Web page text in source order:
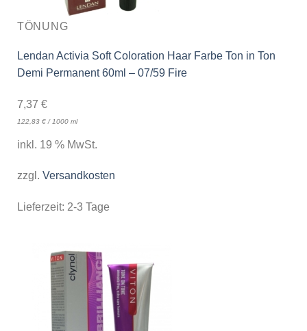
TÖNUNG
Lendan Activia Soft Coloration Haar Farbe Ton in Ton
Demi Permanent 60ml – 07/59 Fire
7,37 €
122,83 €/ 1000 ml
inkl. 19 % MwSt.
zzgl. Versandkosten
Lieferzeit: 2-3 Tage